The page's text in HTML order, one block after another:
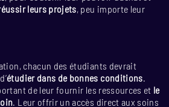
leurs projets, peu importe leur
chacun des étudiants devrait
étudier dans de bonnes conditions.
de leur fournir les ressources et le
. Leur offrir un accès direct aux soins